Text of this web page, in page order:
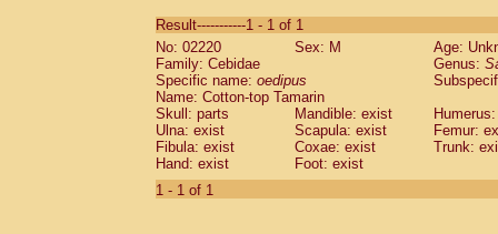
CebidaeSaguinus labiatus(0)
Cebidae Saguinus leucopus (0)
Cebidae
CebidaeSaguinus mystax
Cebidae Saguinus nigricollis (0)
Cebidae Saguinus oedipus
Cebidae Saguinus weddelli
Cebidae Saguinusspp.
Cebidae
Result-----------1 - 1 of 1
No: 02220
Sex: M
Age:
Family: Cebidae
Genus:
Specific name: oedipus
Name: Cotton-top Tamarin
Skull: parts
Mandible: exist
Ulna: exist
Scapula: exist
Femur:
Fibula: exist
Coxae: exist
Trunk:
Hand: exist
Foot: exist
1 - 1 of 1